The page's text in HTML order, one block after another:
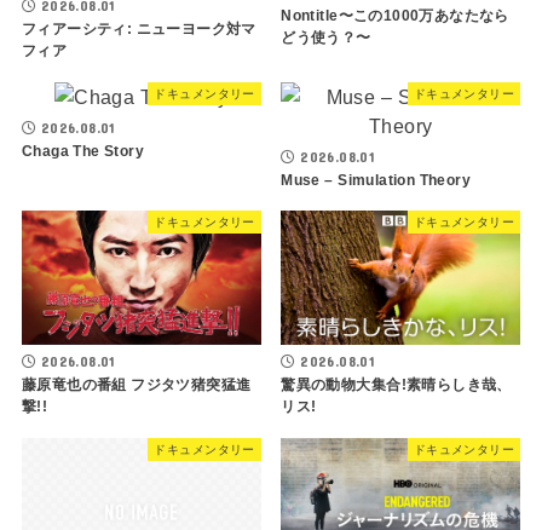
2026.08.01
フィアーシティ: ニューヨーク対マ
フィア
Nontitle〜この1000万あなたなら
どう使う？〜
ドキュメンタリー
2026.08.01
Chaga The Story
ドキュメンタリー
2026.08.01
Muse – Simulation Theory
ドキュメンタリー
2026.08.01
藤原竜也の番組 フジタツ猪突猛進
撃!!
ドキュメンタリー
2026.08.01
驚異の動物大集合!素晴らしき哉、
リス!
ドキュメンタリー ドキュメンタリー